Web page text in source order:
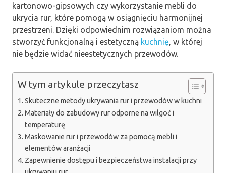
kartonowo-gipsowych czy wykorzystanie mebli do
ukrycia rur, które pomogą w osiągnięciu harmonijnej
przestrzeni. Dzięki odpowiednim rozwiązaniom można
stworzyć funkcjonalną i estetyczną kuchnię, w której
nie będzie widać nieestetycznych przewodów.
W tym artykule przeczytasz
Skuteczne metody ukrywania rur i przewodów w kuchni
Materiały do zabudowy rur odporne na wilgoć i
temperaturę
Maskowanie rur i przewodów za pomocą mebli i
elementów aranżacji
Zapewnienie dostępu i bezpieczeństwa instalacji przy